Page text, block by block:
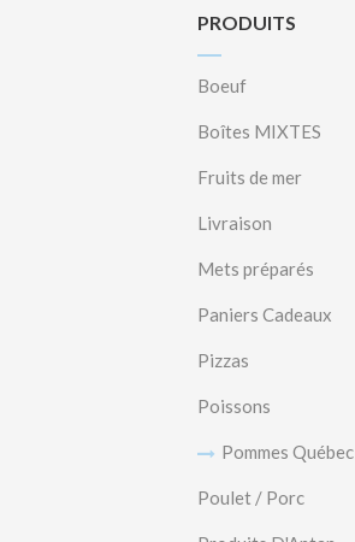
PRODUITS
Boeuf
Boîtes MIXTES
Fruits de mer
Livraison
Mets préparés
Paniers Cadeaux
Pizzas
Poissons
Pommes Québec
Poulet / Porc